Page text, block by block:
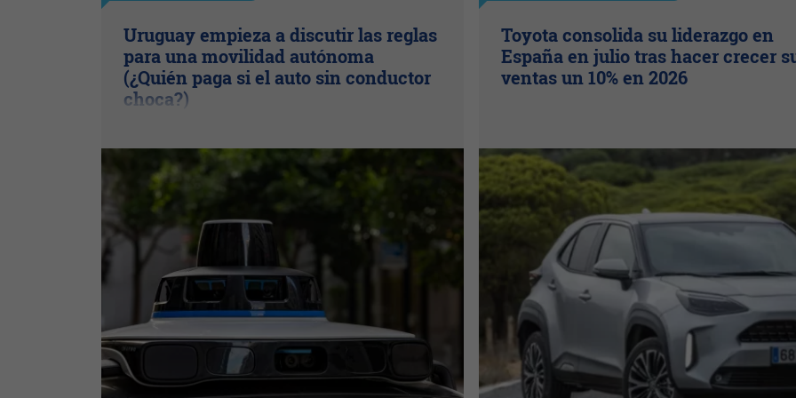
Uruguay empieza a discutir las reglas
para una movilidad autónoma
(¿Quién paga si el auto sin conductor
choca?)
Toyota consolida su liderazgo en
España en julio tras hacer crecer
ventas un 10% en 2026